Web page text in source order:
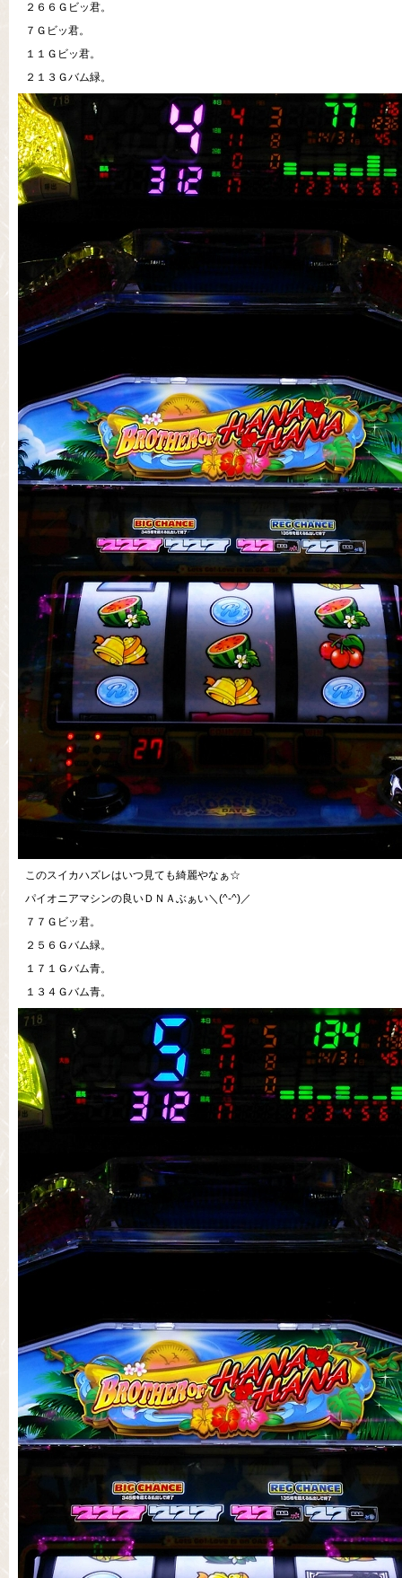
２６６Ｇビッ君。
７Ｇビッ君。
１１Ｇビッ君。
２１３Ｇバム緑。
このスイカハズレはいつ見ても綺麗やなぁ☆
パイオニアマシンの良いＤＮＡぶぁい＼(^-^)／
７７Ｇビッ君。
２５６Ｇバム緑。
１７１Ｇバム青。
１３４Ｇバム青。